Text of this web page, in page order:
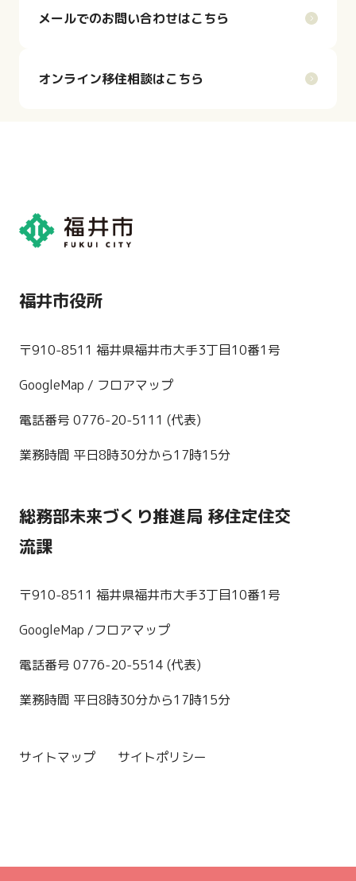
メールでのお問い合わせはこちら
オンライン移住相談はこちら
福井市役所
〒910-8511 福井県福井市大手3丁目10番1号
GoogleMap / フロアマップ
電話番号 0776-20-5111 (代表)
業務時間 平日8時30分から17時15分
総務部未来づくり推進局 移住定住交
流課
〒910-8511 福井県福井市大手3丁目10番1号
GoogleMap /フロアマップ
電話番号 0776-20-5514 (代表)
業務時間 平日8時30分から17時15分
サイトマップ サイトポリシー